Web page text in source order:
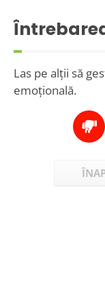
Las pe alții să
emoțională.